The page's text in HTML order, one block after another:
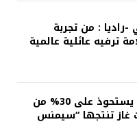
-راديا : من تجربة
ترفيه عائلية عالمية
الشرق الأوسط يستحوذ على 30% من
غاز تنتجها “سيمنس